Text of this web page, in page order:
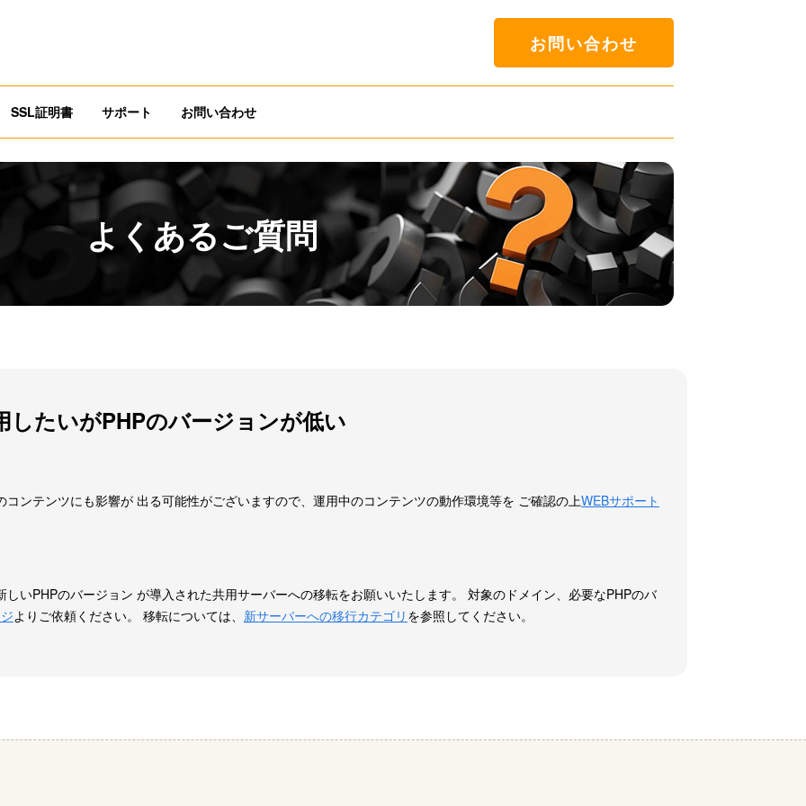
お問い合わせ
SSL証明書 サポート お問い合わせ
よくあるご質問
したいがPHPのバージョンが低い
ンテンツにも影響が 出る可能性がございますので、運用中のコンテンツの動作環境等を ご確認の上WEBサポート
いPHPのバージョン が導入された共用サーバーへの移転をお願いいたします。 対象のドメイン、必要なPHPのバ
よりご依頼ください。 移転については、 新サーバーへの移行カテゴリ を参照してください。